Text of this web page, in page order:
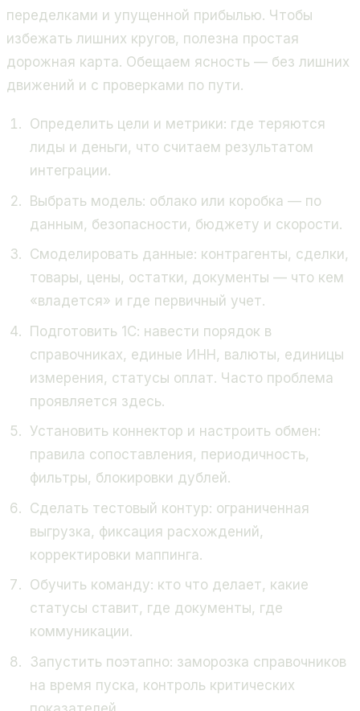
переделками и упущенной прибылью. Чтобы
избежать лишних кругов, полезна простая
дорожная карта. Обещаем ясность — без лишних
движений и с проверками по пути.
Определить цели и метрики: где теряются
лиды и деньги, что считаем результатом
интеграции.
Выбрать модель: облако или коробка — по
данным, безопасности, бюджету и скорости.
Смоделировать данные: контрагенты, сделки,
товары, цены, остатки, документы — что кем
«владется» и где первичный учет.
Подготовить 1С: навести порядок в
справочниках, единые ИНН, валюты, единицы
измерения, статусы оплат. Часто проблема
проявляется здесь.
Установить коннектор и настроить обмен:
правила сопоставления, периодичность,
фильтры, блокировки дублей.
Сделать тестовый контур: ограниченная
выгрузка, фиксация расхождений,
корректировки маппинга.
Обучить команду: кто что делает, какие
статусы ставит, где документы, где
коммуникации.
Запустить поэтапно: заморозка справочников
на время пуска, контроль критических